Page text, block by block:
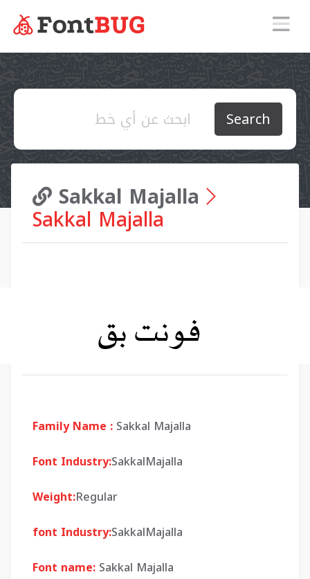
Search
Sakkal Majalla
Sakkal Majalla
Family Name :Sakkal Majalla
Font Industry:SakkalMajalla
Weight:Regular
font Industry:SakkalMajalla
Font name:Sakkal Majalla